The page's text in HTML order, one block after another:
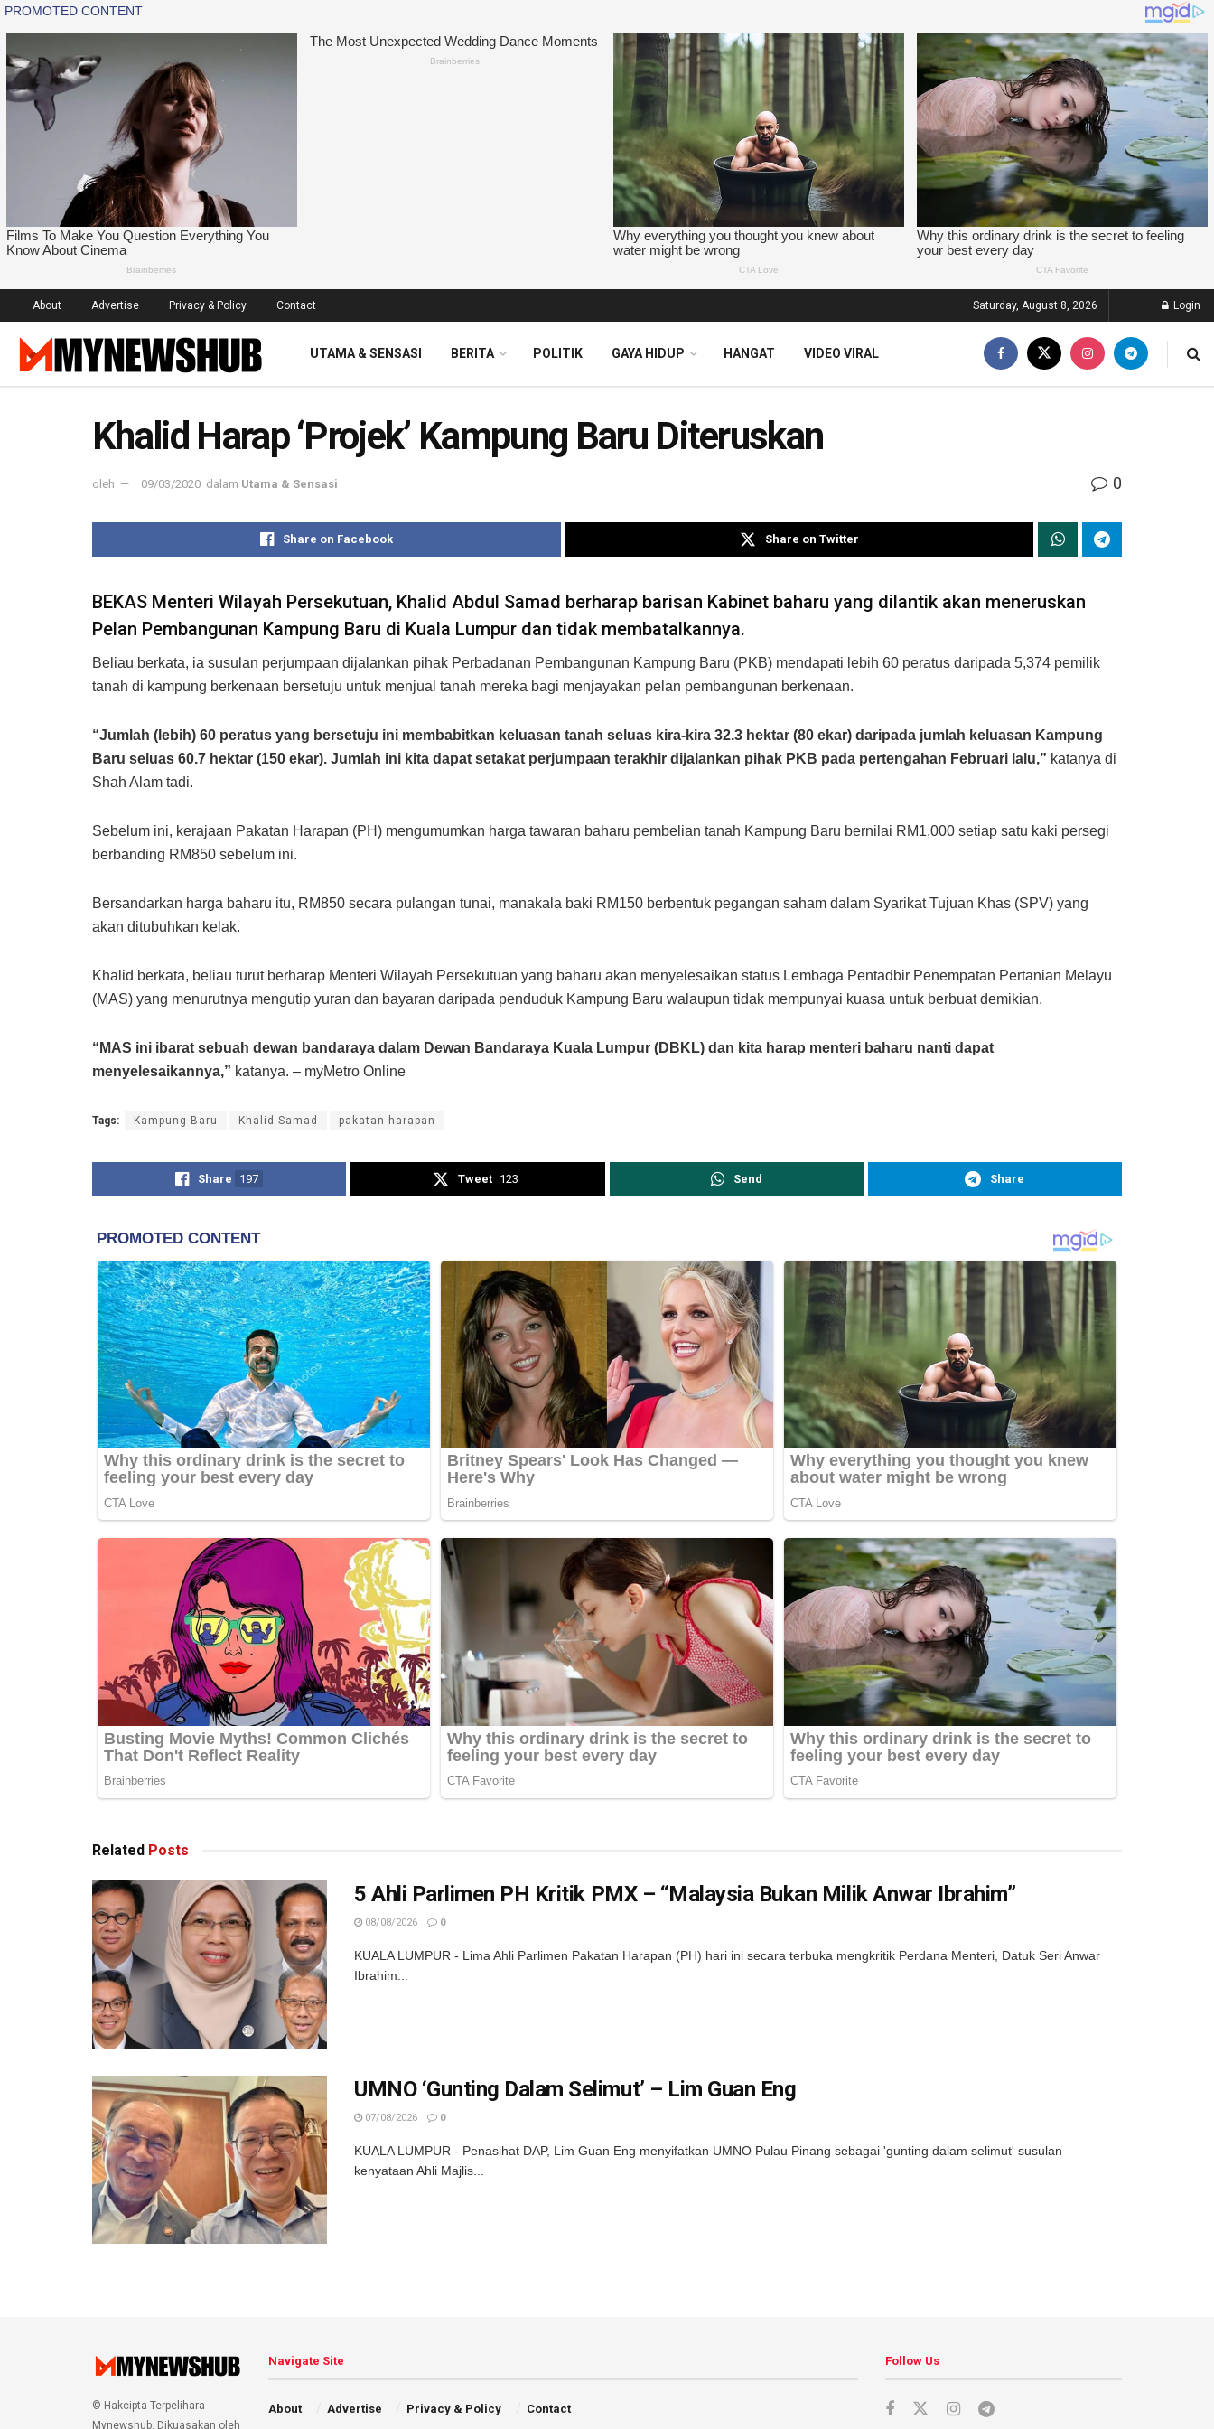
About Advertise Privacy & Policy Contact Saturday, August 8, 2026 Login
UTAMA & SENSASI BERITA POLITIK GAYA HIDUP HANGAT VIDEO VIRAL
Khalid Harap ‘Projek’ Kampung Baru Diteruskan
oleh 09/03/2020 dalam Utama & Sensasi 0
Share on Facebook Share on Twitter
BEKAS Menteri Wilayah Persekutuan, Khalid Abdul Samad berharap barisan Kabinet baharu yang dilantik akan meneruskan
Pelan Pembangunan Kampung Baru di Kuala Lumpur dan tidak membatalkannya.
Beliau berkata, ia susulan perjumpaan dijalankan pihak Perbadanan Pembangunan Kampung Baru (PKB) mendapati lebih 60 peratus daripada 5,374 pemilik
tanah di kampung berkenaan bersetuju untuk menjual tanah mereka bagi menjayakan pelan pembangunan berkenaan.
“Jumlah (lebih) 60 peratus yang bersetuju ini membabitkan keluasan tanah seluas kira-kira 32.3 hektar (80 ekar) daripada jumlah keluasan Kampung
Baru seluas 60.7 hektar (150 ekar). Jumlah ini kita dapat setakat perjumpaan terakhir dijalankan pihak PKB pada pertengahan Februari lalu,” katanya di
Shah Alam tadi.
Sebelum ini, kerajaan Pakatan Harapan (PH) mengumumkan harga tawaran baharu pembelian tanah Kampung Baru bernilai RM1,000 setiap satu kaki persegi
berbanding RM850 sebelum ini.
Bersandarkan harga baharu itu, RM850 secara pulangan tunai, manakala baki RM150 berbentuk pegangan saham dalam Syarikat Tujuan Khas (SPV) yang
akan ditubuhkan kelak.
Khalid berkata, beliau turut berharap Menteri Wilayah Persekutuan yang baharu akan menyelesaikan status Lembaga Pentadbir Penempatan Pertanian Melayu
(MAS) yang menurutnya mengutip yuran dan bayaran daripada penduduk Kampung Baru walaupun tidak mempunyai kuasa untuk berbuat demikian.
“MAS ini ibarat sebuah dewan bandaraya dalam Dewan Bandaraya Kuala Lumpur (DBKL) dan kita harap menteri baharu nanti dapat
menyelesaikannya,” katanya. – myMetro Online
Tags: Kampung Baru Khalid Samad pakatan harapan
Share 197 Tweet 123 Send Share
Related Posts
5 Ahli Parlimen PH Kritik PMX – “Malaysia Bukan Milik Anwar Ibrahim”
08/08/2026 0
KUALA LUMPUR - Lima Ahli Parlimen Pakatan Harapan (PH) hari ini secara terbuka mengkritik Perdana Menteri, Datuk Seri Anwar
Ibrahim...
UMNO ‘Gunting Dalam Selimut’ – Lim Guan Eng
07/08/2026 0
KUALA LUMPUR - Penasihat DAP, Lim Guan Eng menyifatkan UMNO Pulau Pinang sebagai 'gunting dalam selimut' susulan
kenyataan Ahli Majlis...
© Hakcipta Terpelihara
Mynewshub. Dikuasakan oleh
Navigate Site
About Advertise Privacy & Policy Contact
Follow Us